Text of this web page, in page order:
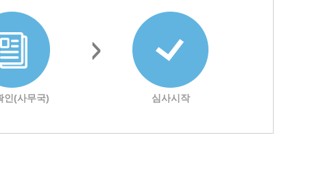
인(사무국) 심사시작